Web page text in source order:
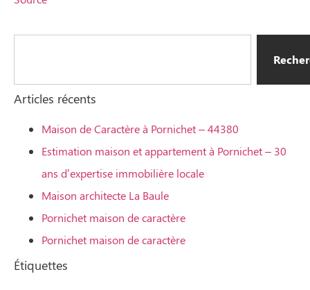
Articles récents
Maison de Caractère à Pornichet – 44380
Estimation maison et appartement à Pornichet – 30
ans d’expertise immobilière locale
Maison architecte La Baule
Pornichet maison de caractère
Pornichet maison de caractère
Étiquettes